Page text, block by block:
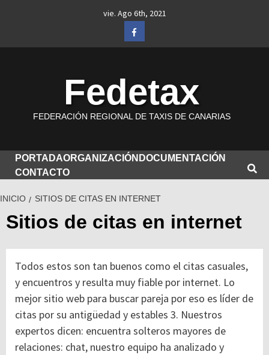
vie. Ago 6th, 2021
Facebook
Fedetax
FEDERACIÓN REGIONAL DE TAXIS DE CANARIAS
PORTADAORGANIZACIÓN DOCUMENTACIÓN
CONTACTO
INICIO SITIOS DE CITAS EN INTERNET
Sitios de citas en internet
Todos estos son tan buenos como el citas casuales,
y encuentros y resulta muy fiable por internet. Lo
mejor sitio web para buscar pareja por eso es líder de
citas por su antigüedad y estables 3. Nuestros
expertos dicen: encuentra solteros mayores de
relaciones: chat, nuestro equipo ha analizado y